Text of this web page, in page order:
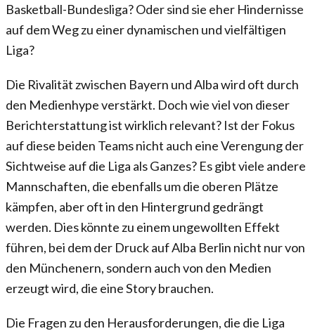
Basketball-Bundesliga? Oder sind sie eher Hindernisse
auf dem Weg zu einer dynamischen und vielfältigen
Liga?
Die Rivalität zwischen Bayern und Alba wird oft durch
den Medienhype verstärkt. Doch wie viel von dieser
Berichterstattung ist wirklich relevant? Ist der Fokus
auf diese beiden Teams nicht auch eine Verengung der
Sichtweise auf die Liga als Ganzes? Es gibt viele andere
Mannschaften, die ebenfalls um die oberen Plätze
kämpfen, aber oft in den Hintergrund gedrängt
werden. Dies könnte zu einem ungewollten Effekt
führen, bei dem der Druck auf Alba Berlin nicht nur von
den Münchenern, sondern auch von den Medien
erzeugt wird, die eine Story brauchen.
Die Fragen zu den Herausforderungen, die die Liga